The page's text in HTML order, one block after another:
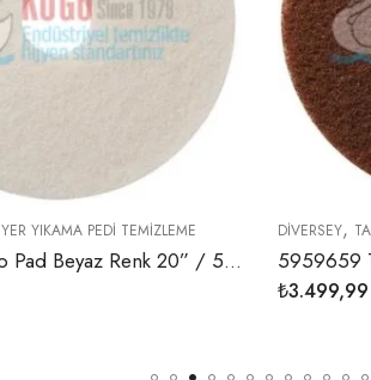
YER YIKAMA PEDI TEMIZLEME
TASKI Americo Pad Beyaz Renk 20” / 51 cm Süper Polisaj Yer Yıkama Pedi 51 cm/Beyaz (5 adet/koli)
DIVERSEY,
₺3.499,99